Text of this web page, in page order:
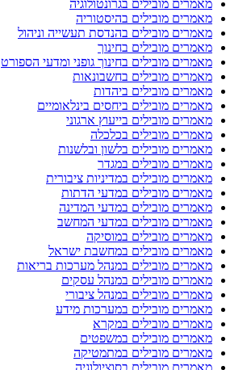
מאמרים מובילים בגרונטולוגיה
מאמרים מובילים בהיסטוריה
מאמרים מובילים בהנדסת תעשייה וניהול
מאמרים מובילים בחינוך
מאמרים מובילים בחינוך גופני ומדעי הספורט
מאמרים מובילים בחשבונאות
מאמרים מובילים ביהדות
מאמרים מובילים ביחסים בינלאומיים
מאמרים מובילים בייעוץ ארגוני
מאמרים מובילים בכלכלה
מאמרים מובילים בלשון ובלשנות
מאמרים מובילים במגדר
מאמרים מובילים במדיניות ציבורית
מאמרים מובילים במדעי הדתות
מאמרים מובילים במדעי המדינה
מאמרים מובילים במדעי המחשב
מאמרים מובילים במוסיקה
מאמרים מובילים במחשבת ישראל
מאמרים מובילים במנהל מערכות בריאות
מאמרים מובילים במנהל עסקים
מאמרים מובילים במנהל ציבורי
מאמרים מובילים במערכות מידע
מאמרים מובילים במקרא
מאמרים מובילים במשפטים
מאמרים מובילים במתמטיקה
מאמרים מובילים בסוציולוגיה